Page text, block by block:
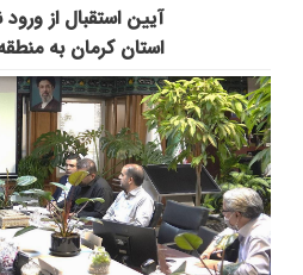
آیین استقبال از
استان کرمان به منطقه